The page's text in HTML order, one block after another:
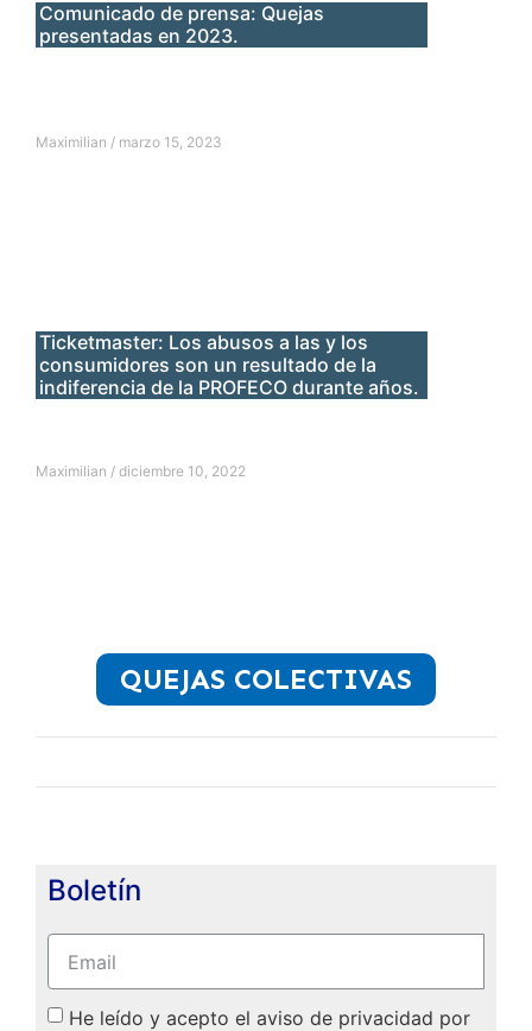
Comunicado de prensa: Quejas
presentadas en 2023.
Maximilian marzo 15, 2023
Ticketmaster: Los abusos a las y los
consumidores son un resultado de la
indiferencia de la PROFECO durante años.
Maximilian diciembre 10, 2022
QUEJAS COLECTIVAS
Boletín
He leído y acepto el aviso de privacidad por